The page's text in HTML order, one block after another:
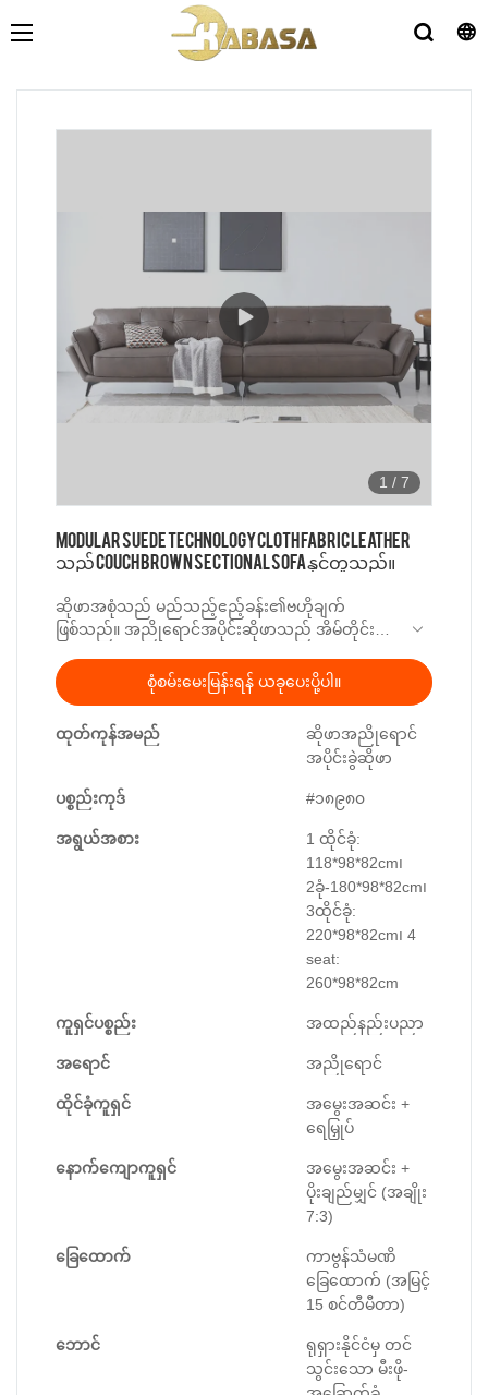
1 / 7
Modular Suede Technology Cloth Fabric Leather
သည် Couch Brown Sectional Sofa နှင့်တူသည်။
ဆိုဖာအစုံသည် မည်သည့်ဧည့်ခန်း၏ဗဟိုချက်
ဖြစ်သည်။ အညိုရောင်အပိုင်းဆိုဖာသည် အိမ်တိုင်း၏
sectional suede couch သည် နည်းပညာ အထည်
ထည် သားရေဖြင့် ဖုံးအုပ်ထားသည်။
စုံစမ်းမေးမြန်းရန် ယခုပေးပို့ပါ။
ထုတ်ကုန်အမည်
ဆိုဖာအညိုရောင်
အပိုင်းခွဲဆိုဖာ
ပစ္စည်းကုဒ် #၁၈၉၈၀
အရွယ်အစား
1 ထိုင်ခုံ:
118*98*82cm၊
2ခုံ-180*98*82cm၊
3ထိုင်ခုံ:
220*98*82cm၊ 4
seat:
260*98*82cm
ကူရှင်ပစ္စည်း အထည်နည်းပညာ
အရောင် အညိုရောင်
ထိုင်ခုံကူရှင်
အမွေးအဆင်း +
ရေမြှုပ်
နောက်ကျောကူရှင်
အမွေးအဆင်း +
ပိုးချည်မျှင် (အချိုး
7:3)
ခြေထောက်
ကာဗွန်သံမဏိ
ခြေထောက် (အမြင့်
15 စင်တီမီတာ)
ဘောင်
ရုရှားနိုင်ငံမှ တင်
သွင်းသော မီးဖို-